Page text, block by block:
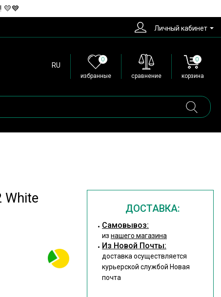
💛💙
Личный кабинет
RU
0
избранные сравнение
0
корзина
White
ДОСТАВКА:
Cамовывоз:
из нашего магазина
Из Новой Почты:
доставка осуществляется
курьерской службой Новая
почта